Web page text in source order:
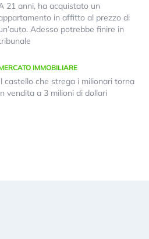
21 anni, ha acquistato un
in affitto al prezzo di
Adesso potrebbe finire in
IMMOBILIARE
castello che strega i milionari torna
vendita a 3 milioni di dollari